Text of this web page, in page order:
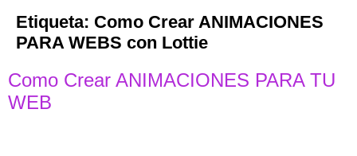
Etiqueta: Como Crear ANIMACIONES
PARA WEBS con Lottie
Como Crear ANIMACIONES PARA TU
WEB